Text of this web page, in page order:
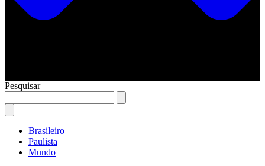
Pesquisar
Brasileiro
Paulista
Mundo